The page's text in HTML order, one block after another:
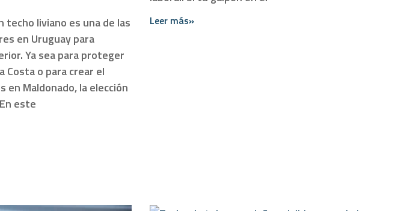
techo liviano es una de las
en Uruguay para
Ya sea para proteger
Costa o para crear el
en Maldonado, la elección
este
Leer más»